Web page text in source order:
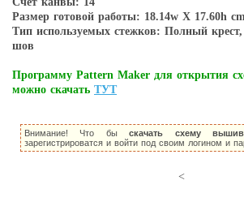
Размер готовой работы: 18.14w X 17.60h
Тип используемых стежков: Полный
шов
Программу Pattern Maker для открытия
можно скачать ТУТ
Внимание! Что быскачать схему
зарегистрироватся и войти под своим логином и
<